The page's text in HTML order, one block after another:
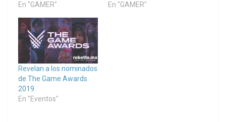
En "GAMER"
En "GAMER"
Revelan a los nominados
de The Game Awards
2019.
En "Eventos"